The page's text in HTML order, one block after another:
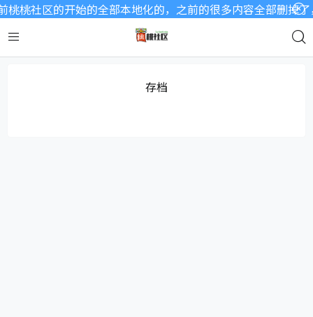
桃社区的开始的全部本地化的，之前的很多内容全部删掉
存档